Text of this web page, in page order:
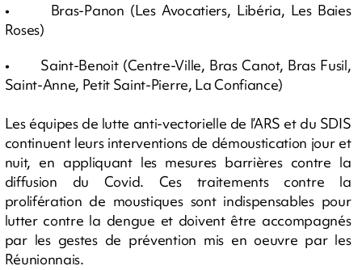
• Bras-Panon (Les Avocatiers, Libéria, Les Baies
Roses)
• Saint-Benoit (Centre-Ville, Bras Canot, Bras Fusil,
Saint-Anne, Petit Saint-Pierre, La Confiance)
Les équipes de lutte anti-vectorielle de l’ARS et du SDIS
continuent leurs interventions de démoustication jour et
nuit, en appliquant les mesures barrières contre la
diffusion du Covid. Ces traitements contre la
prolifération de moustiques sont indispensables pour
lutter contre la dengue et doivent être accompagnés
par les gestes de prévention mis en oeuvre par les
Réunionnais.